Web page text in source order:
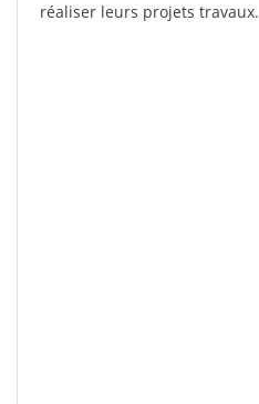
réaliser leurs projets travaux.